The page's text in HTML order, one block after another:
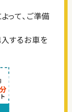
って、ご準備
するお車を